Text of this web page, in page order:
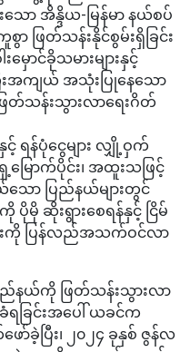
ော အိန္ဒိယ-မြန်မာ နယ်စပ်
ာ ဖြတ်သန်းနိုင်စွမ်းရှိခြင်း
မှောင်ခိုသမားများနှင့်
ြီးအကျယ် အသုံးပြုနေသော
သန်းသွားလာရေးဂိတ်
င့် ရန်ပုံငွေများ လျှို့ဝှက်
ြောက်ပိုင်း၊ အထူးသဖြင့်
ပြည်နယ်များတွင်
ပိုမို ဆိုးရွားစေရန်နှင့် ငြိမ်
ကို ပြန်လည်အသက်ဝင်လာ
ည်နယ်ကို ဖြတ်သန်းသွားလာ
ရခြင်းအပေါ် ယခင်က
ော်ခဲ့ပြီး၊ ၂၀၂၄ ခုနှစ် ဇွန်လ